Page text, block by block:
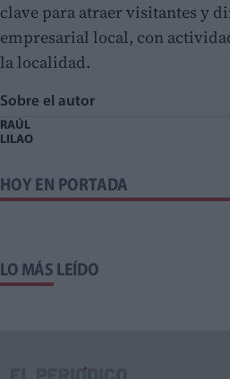
clave para atraer visitantes y
empresarial local, con
la localidad.
Sobre el autor
RAÚL
LILAO
HOY EN PORTADA
LO MÁS LEÍDO